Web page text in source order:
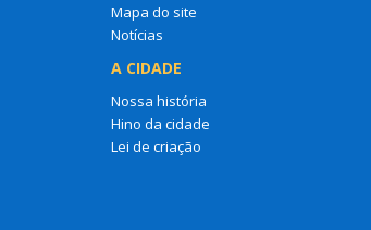
Mapa do site
Notícias
A CIDADE
Nossa história
Hino da cidade
Lei de criação